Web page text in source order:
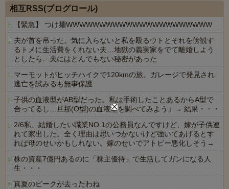
相互RSS(ブログロール)
【緊急】 つけ麺WWWWWWWWWWWWWWWWWWWWWW
夫が首を吊った。気に入らないと私を殴るウトとそれを傍観す
るトメに生活費をくれない夫…地獄の義実家をでて離婚しよう
としたら…夫にはとんでもない秘密があった
マーモットがヒッチハイクで120kmの旅。ガレージで発見され
逃亡を試みるも無事保護
子供の血液型がAB型だった。私は手術したことあるからA型で
合ってるし…旦那(O型)の血液型を調べてみよう」→ 結果・・・
2/6私、結婚したい職業NO.1の公務員なんですけど、嫁が子供連
れて家出した。全く理由は思いつかないけど強いてあげるとす
れば母のせいかもしれない。嫁のせいでアトピー悪化しそう→
株の資産7億円あるのに「株主優待」で生活してガンになる人
生・・・
真夏のピークが去ったわね